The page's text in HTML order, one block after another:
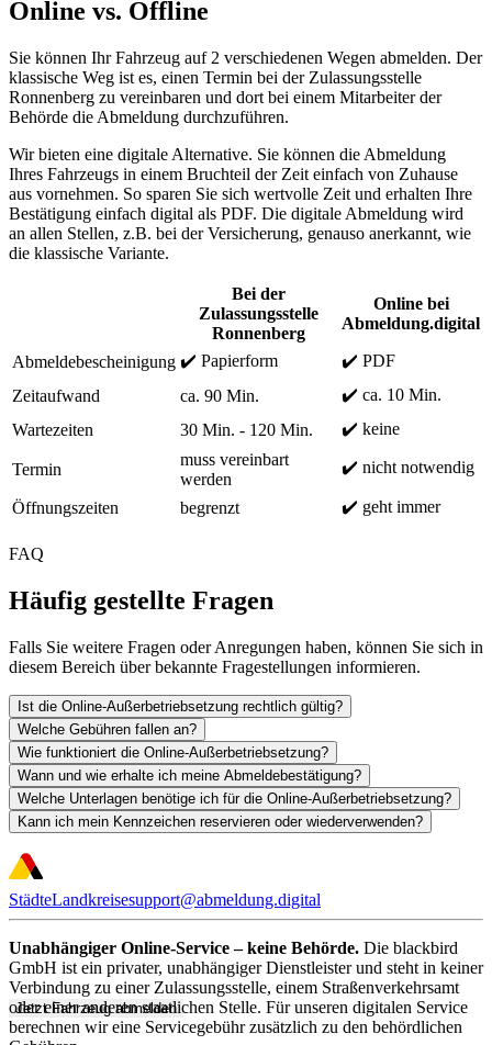
Online vs. Offline
Sie können Ihr Fahrzeug auf 2 verschiedenen Wegen abmelden. Der
klassische Weg ist es, einen Termin bei der Zulassungsstelle
Ronnenberg zu vereinbaren und dort bei einem Mitarbeiter der
Behörde die Abmeldung durchzuführen.
Wir bieten eine digitale Alternative. Sie können die Abmeldung
Ihres Fahrzeugs in einem Bruchteil der Zeit einfach von Zuhause
aus vornehmen. So sparen Sie sich wertvolle Zeit und erhalten Ihre
Bestätigung einfach digital als PDF. Die digitale Abmeldung wird
an allen Stellen, z.B. bei der Versicherung, genauso anerkannt, wie
die klassische Variante.
Bei der
Zulassungsstelle
Ronnenberg
Online bei
Abmeldung.digital
Abmeldebescheinigung ✔️ Papierform
✔️ PDF
Zeitaufwand
ca. 90 Min.
✔️ ca. 10 Min.
Wartezeiten
30 Min. - 120 Min. ✔️ keine
Termin
muss vereinbart
werden
✔️ nicht notwendig
Öffnungszeiten begrenzt ✔️ geht immer
FAQ
Häufig gestellte Fragen
Falls Sie weitere Fragen oder Anregungen haben, können Sie sich in
diesem Bereich über bekannte Fragestellungen informieren.
Ist die Online-Außerbetriebsetzung rechtlich gültig?
Welche Gebühren fallen an?
Wie funktioniert die Online-Außerbetriebsetzung?
Wann und wie erhalte ich meine Abmeldebestätigung?
Welche Unterlagen benötige ich für die Online-Außerbetriebsetzung?
Kann ich mein Kennzeichen reservieren oder wiederverwenden?
Jetzt Fahrzeug abmelden
StädteLandkreisesupport@abmeldung.digital
Unabhängiger Online-Service – keine Behörde. Die blackbird
GmbH ist ein privater, unabhängiger Dienstleister und steht in keiner
Verbindung zu einer Zulassungsstelle, einem Straßenverkehrsamt
oder einer anderen staatlichen Stelle. Für unseren digitalen Service
berechnen wir eine Servicegebühr zusätzlich zu den behördlichen